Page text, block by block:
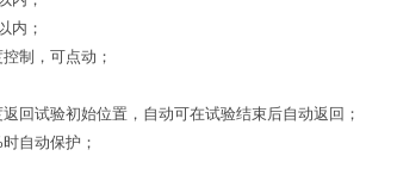
内；
制，可点动；
回试验初始位置，自动可在试验结束后自动返回；
自动保护；